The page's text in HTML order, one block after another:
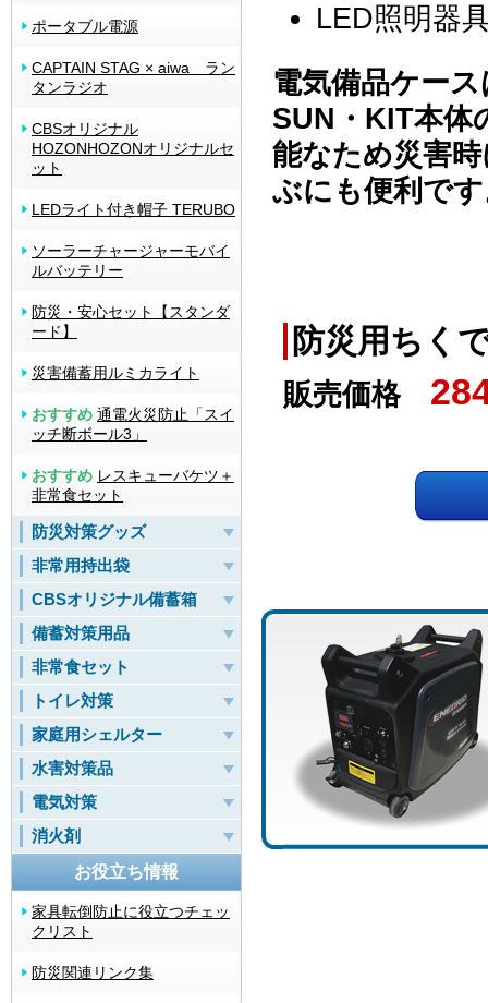
LED照明器
電気備品ケー
SUN・KIT本体
能なため災害
ぶにも便利で
防災用ちく
販売価格
ポータブル電源
CAPTAIN STAG × aiwa ラン
タンラジオ
CBSオリジナル
HOZONHOZONオリジナルセ
ット
LEDライト付き帽子 TERUBO
ソーラーチャージャーモバイ
ルバッテリー
防災・安心セット【スタンダ
ード】
災害備蓄用ルミカライト
おすすめ 通電火災防止「スイ
ッチ断ボール3」
おすすめ レスキューバケツ＋
非常食セット
防災対策グッズ
非常用持出袋
CBSオリジナル備蓄箱
備蓄対策用品
非常食セット
トイレ対策
家庭用シェルター
水害対策品
電気対策
消火剤
お役立ち情報
家具転倒防止に役立つチェッ
クリスト
防災関連リンク集